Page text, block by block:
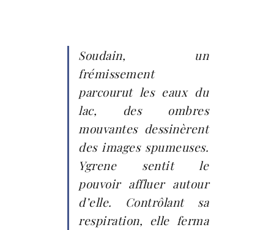
Soudain, un
frémissement
parcourut les eaux du
lac, des ombres
mouvantes dessinèrent
des images spumeuses.
Ygrene sentit le
pouvoir affluer autour
d’elle. Contrôlant sa
respiration, elle ferma